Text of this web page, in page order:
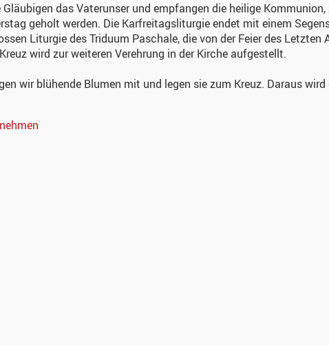
das Vaterunser und empfangen die heilige Kommunion,
geholt werden. Die Karfreitagsliturgie endet mit einem
Liturgie des Triduum Paschale, die von der Feier des Letzten
wird zur weiteren Verehrung in der Kirche aufgestellt.
wir blühende Blumen mit und legen sie zum Kreuz. Daraus